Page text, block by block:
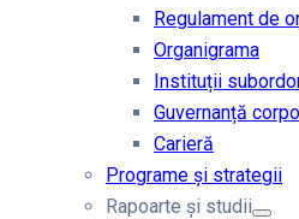
Regulament de
Organigrama
Instituții
Guvernanță
Carieră
Programe și strategii
Rapoarte și studii